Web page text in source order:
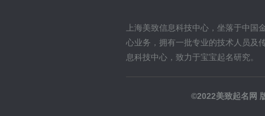
上海美致信息科技中心，坐落于中
心业务，拥有一批专业的技术人员及
息科技中心，致力于宝宝起名研究。
©2022美致起名网